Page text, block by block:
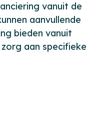
vanuit de
aanvullende
bieden vanuit
aan specifieke